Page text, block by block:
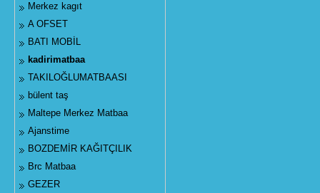
Merkez kagıt
A OFSET
BATI MOBİL
kadirimatbaa
TAKILOĞLUMATBAASI
bülent taş
Maltepe Merkez Matbaa
Ajanstime
BOZDEMİR KAĞITÇILIK
Brc Matbaa
GEZER